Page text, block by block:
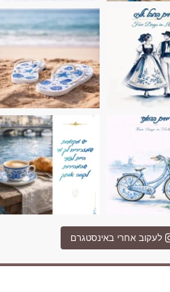
החול, הי
Instagram
לעקוב אחרי באינסטגרם